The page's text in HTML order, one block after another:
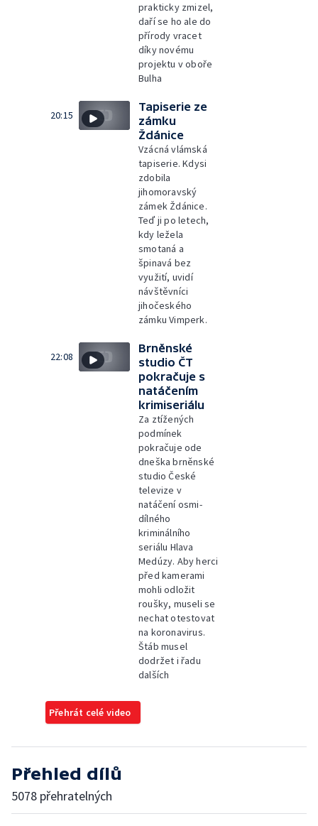
prakticky zmizel,
daří se ho ale do
přírody vracet
díky novému
projektu v oboře
Bulha
20:15
Tapiserie ze
zámku
Ždánice
Vzácná vlámská
tapiserie. Kdysi
zdobila
jihomoravský
zámek Ždánice.
Teď ji po letech,
kdy ležela
smotaná a
špinavá bez
využití, uvidí
návštěvníci
jihočeského
zámku Vimperk.
22:08
Brněnské
studio ČT
pokračuje s
natáčením
krimiseriálu
Za ztížených
podmínek
pokračuje ode
dneška brněnské
studio České
televize v
natáčení osmi-
dílného
kriminálního
seriálu Hlava
Medúzy. Aby herci
před kamerami
mohli odložit
roušky, museli se
nechat otestovat
na koronavirus.
Štáb musel
dodržet i řadu
dalších
Přehrát celé video
Přehled dílů
5078 přehratelných